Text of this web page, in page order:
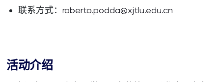
联系方式：roberto.podda@xjtlu.edu.cn
活动介绍